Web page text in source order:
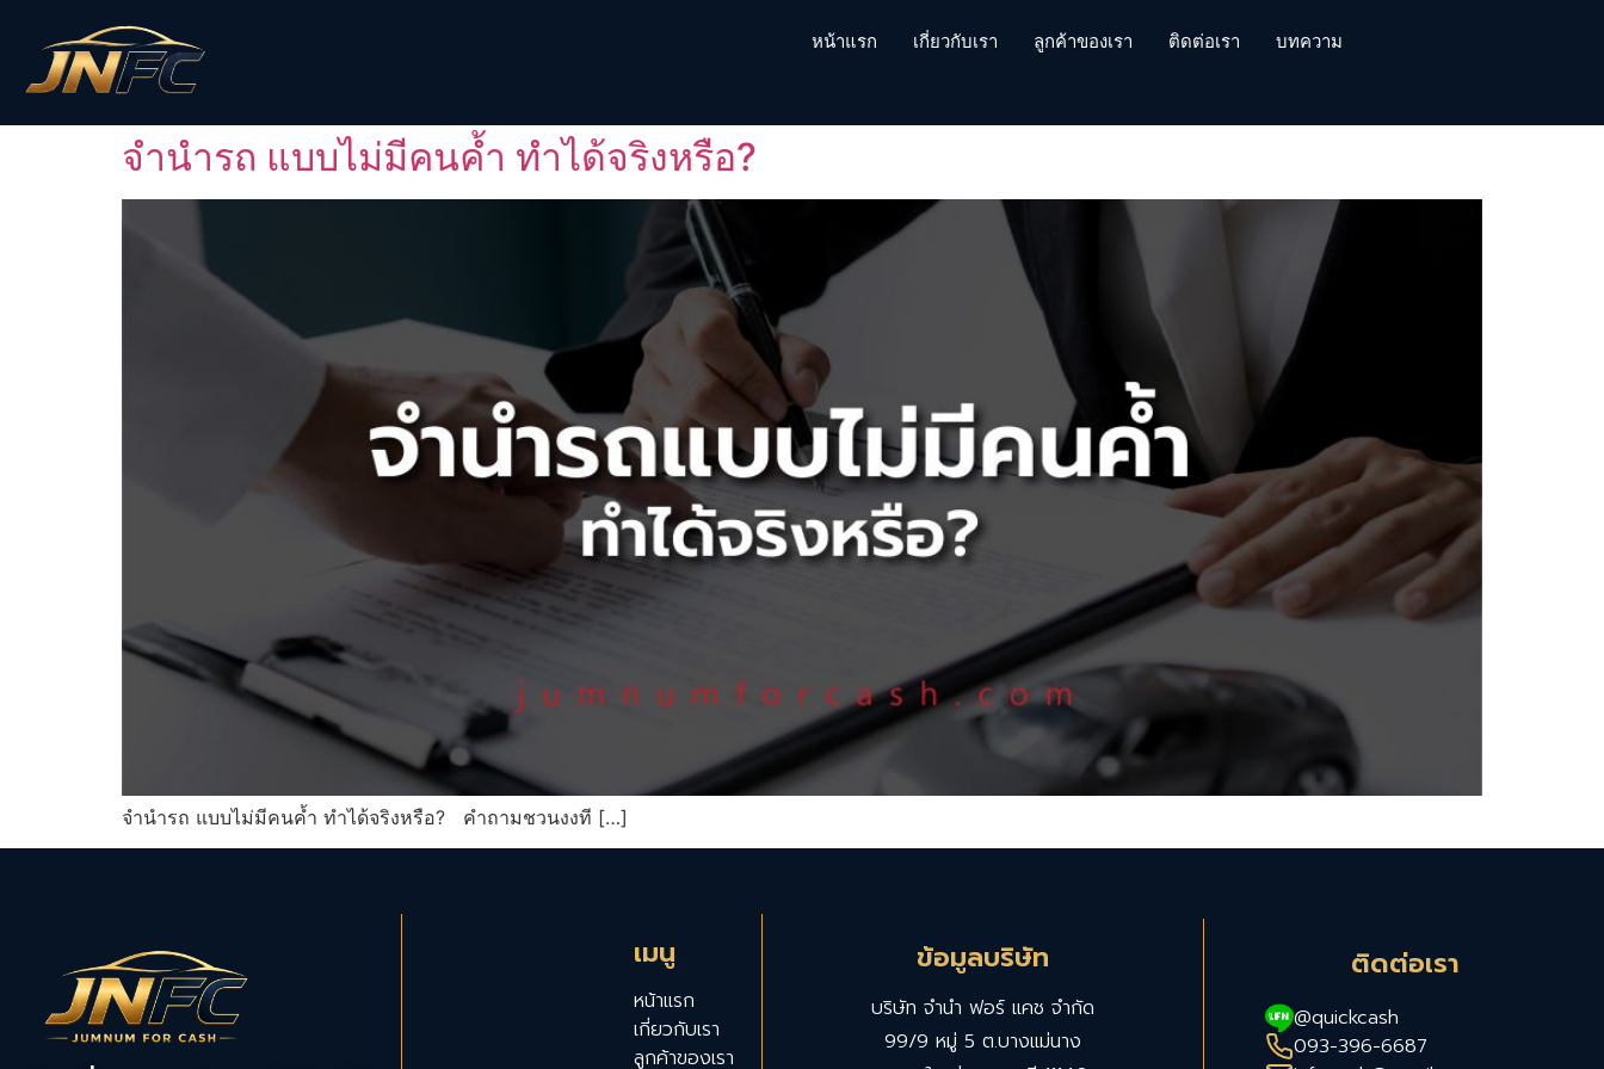
หน้าแรก เกี่ยวกับเรา ลูกค้าของเรา ติดต่อเรา บทความ
จำนำรถ แบบไม่มีคนค้ำ ทำได้จริงหรือ?
จำนำรถ แบบไม่มีคนค้ำ ทำได้จริงหรือ? คำถามชวนงงที […]
เมนู
หน้าแรก
เกี่ยวกับเรา
ลูกค้าของเรา
ข้อมูลบริษัท
บริษัท จำนำ ฟอร์ แคช จำกัด
99/9 หมู่ 5 ต.บางแม่นาง
ติดต่อเรา
@quickcash
093-396-6687